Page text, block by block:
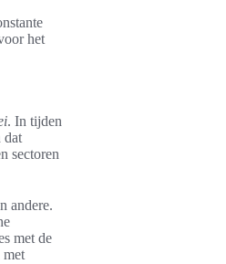
het
. In tijden
dat
sectoren
andere.
met de
met